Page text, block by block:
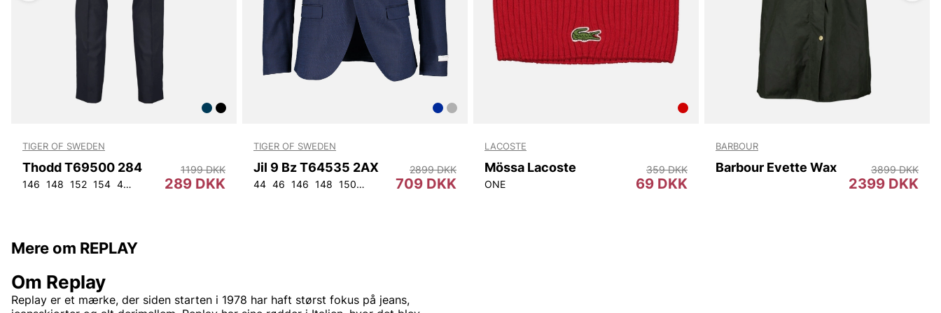
TIGER OF SWEDEN
Thodd T69500 284
146 148 152 154 44 48 50 52 54 92 104
289 DKK
1199 DKK
TIGER OF SWEDEN
Jil 9 Bz T64535 2AX
44 46 146 148 150 152 92 96 100 104 108
709 DKK
2899 DKK
LACOSTE
Mössa Lacoste
ONE 69 DKK
359 DKK
BARBOUR
Barbour Evette Wax
2399 DKK
3899 DKK
Mere om REPLAY
Om Replay
Replay er et mærke, der siden starten i 1978 har haft størst fokus på jeans,